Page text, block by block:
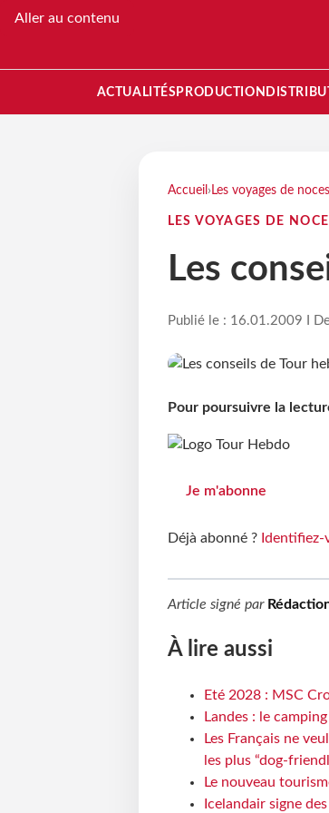
Aller au contenu
ACTUALITÉS PRODUCTION
Accueil › Les voyages de noces
LES VOYAGES DE
Les
Publié le : 16.01.2009 I
Pour poursuivre la
Je m'abonne
Déjà abonné ? Identifiez-
Article signé par
À lire aussi
Eté 2028 : MSC
Landes : le
Les Français ne
les plus “dog-
Le nouveau
Icelandair signe